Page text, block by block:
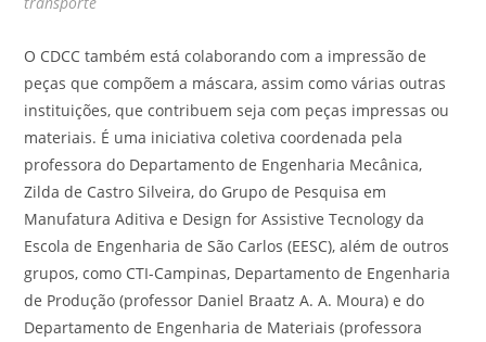
O CDCC também está colaborando com a impressão de
peças que compõem a máscara, assim como várias outras
instituições, que contribuem seja com peças impressas ou
materiais. É uma iniciativa coletiva coordenada pela
professora do Departamento de Engenharia Mecânica,
Zilda de Castro Silveira, do Grupo de Pesquisa em
Manufatura Aditiva e Design for Assistive Tecnology da
Escola de Engenharia de São Carlos (EESC), além de outros
grupos, como CTI-Campinas, Departamento de Engenharia
de Produção (professor Daniel Braatz A. A. Moura) e do
Departamento de Engenharia de Materiais (professora